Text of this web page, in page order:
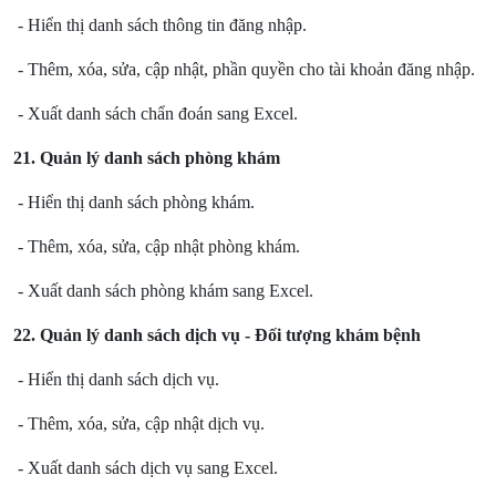
- Hiển thị danh sách thông tin đăng nhập.
- Thêm, xóa, sửa, cập nhật, phần quyền cho tài khoản đăng nhập.
- Xuất danh sách chẩn đoán sang Excel.
21. Quản lý danh sách phòng khám
- Hiển thị danh sách phòng khám.
- Thêm, xóa, sửa, cập nhật phòng khám.
- Xuất danh sách phòng khám sang Excel.
22. Quản lý danh sách dịch vụ - Đối tượng khám bệnh
- Hiển thị danh sách dịch vụ.
- Thêm, xóa, sửa, cập nhật dịch vụ.
- Xuất danh sách dịch vụ sang Excel.